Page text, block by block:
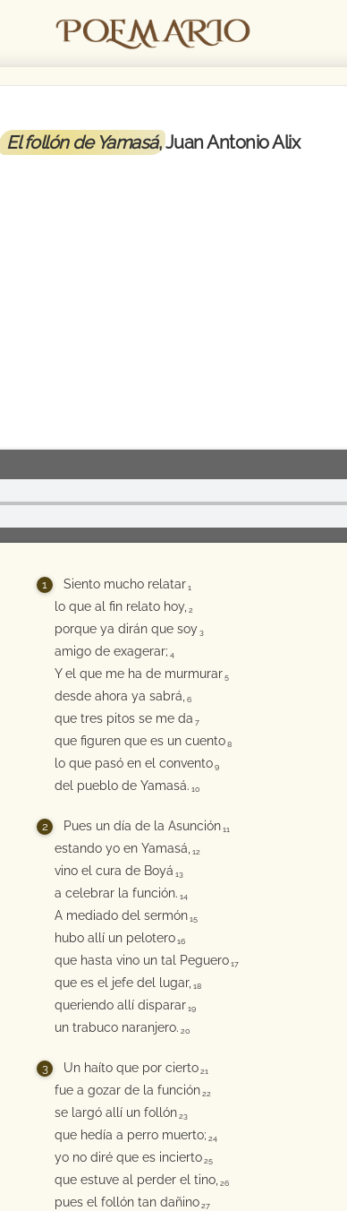
El follón de Yamasá, Juan Antonio Alix
Siento mucho relatar 1
lo que al fin relato hoy, 2
porque ya dirán que soy 3
amigo de exagerar; 4
Y el que me ha de murmurar 5
desde ahora ya sabrá, 6
que tres pitos se me da 7
que figuren que es un cuento 8
lo que pasó en el convento 9
del pueblo de Yamasá. 10
Pues un día de la Asunción 11
estando yo en Yamasá, 12
vino el cura de Boyá 13
a celebrar la función. 14
A mediado del sermón 15
hubo allí un pelotero 16
que hasta vino un tal Peguero 17
que es el jefe del lugar, 18
queriendo allí disparar 19
un trabuco naranjero. 20
Un haíto que por cierto 21
fue a gozar de la función 22
se largó allí un follón 23
que hedía a perro muerto; 24
yo no diré que es incierto 25
que estuve al perder el tino, 26
pues el follón tan dañino 27